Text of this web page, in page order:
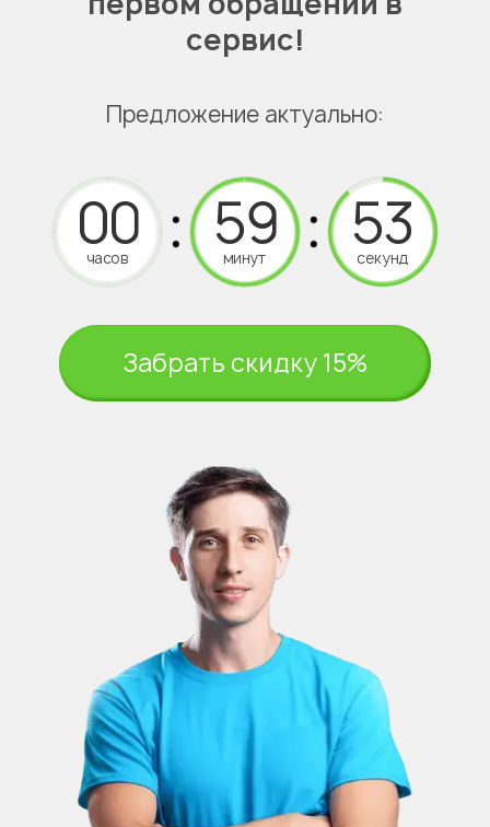
сервис!
Предложение актуально:
часов минут секунд
Забрать скидку 15%